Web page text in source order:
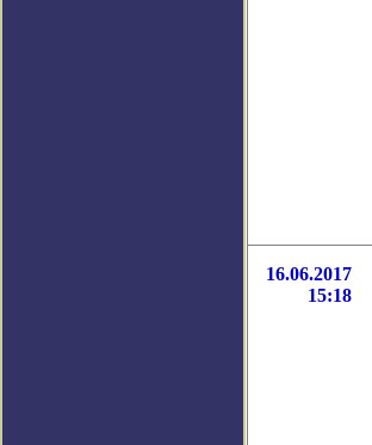
16.06.2017
15:18